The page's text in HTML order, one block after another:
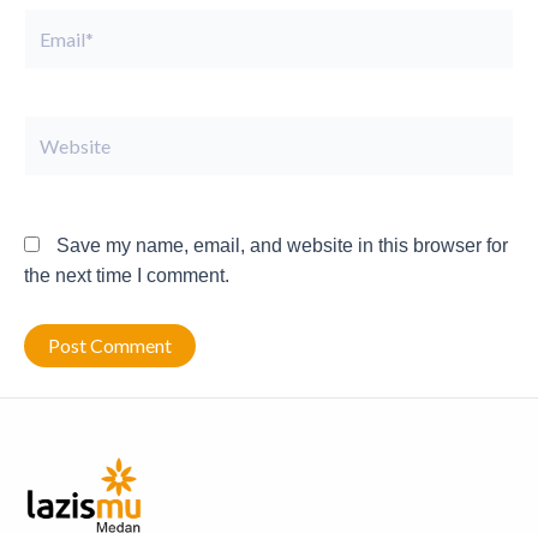
Save my name, email, and website in this browser for
the next time I comment.